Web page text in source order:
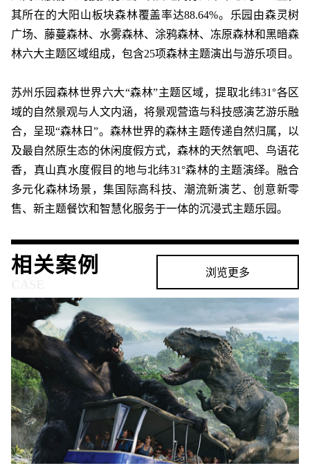
其所在的大阳山板块森林覆盖率达88.64%。乐园由森灵树
广场、藤蔓森林、水雾森林、涂鸦森林、冻原森林和黑暗森
林六大主题区域组成，包含25项森林主题演出与游乐项目。
苏州乐园森林世界六大“森林”主题区域，提取北纬31°各区
域的自然景观与人文内涵，将景观营造与科技感演艺游乐融
合，呈现“森林日”。森林世界的森林主题传递自然归属，以
及最自然原生态的休闲度假方式，森林的天然氧吧、鸟语花
香，真山真水度假目的地与北纬31°森林的主题演绎。融合
多元化森林场景，集国际高科技、潮流新演艺、创意新零
售、新主题餐饮和智慧化服务于一体的沉浸式主题乐园。
相关案例 浏览更多